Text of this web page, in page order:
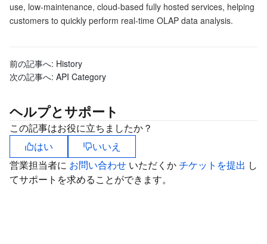
Auto Scaling
Tencent Cloud Automation Tools
Secure Content Delivery Network
Multiple Network Acceleration
Tencent Cloud Mesh
Tencent Container Registry
Tencent Kubernetes Engine Distributed Cloud Center
Cloud Dedicated Cluster
Edge Zone
Cloud Dedicated Zone
マイクロサービス
Tencent Cloud Elastic Microservice
API Gateway
Service Registry and Governance
サーバーレス
Serverless Cloud Function
基本ストレージサービス
Cloud Object Storage
Cloud File Storage
Cloud Block Storage
ストレージデータサービス
Cloud Log Service
Cloud Infinite
リレーショナルデータベース
TencentDB for MySQL
リレーショナルデータベースTDSQL
use, low-maintenance, cloud-based fully hosted services, helping
customers to quickly perform real-time OLAP data analysis.
前の記事へ: History
次の記事へ: API Category
ヘルプとサポート
この記事はお役に立ちましたか？
はい
いいえ
営業担当者に お問い合わせ いただくかチケットを提出 し
てサポートを求めることができます。